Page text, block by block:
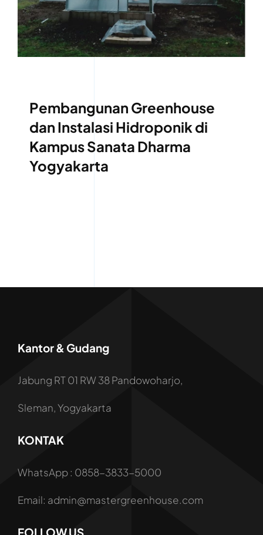
Pembangunan Greenhouse
dan Instalasi Hidroponik di
Kampus Sanata Dharma
Yogyakarta
Kantor & Gudang
Jabung RT 01 RW 38 Pandowoharjo,
Sleman, Yogyakarta
KONTAK
WhatsApp : 0858-3833-5000
Email: admin@mastergreenhouse.com
FOLLOW US